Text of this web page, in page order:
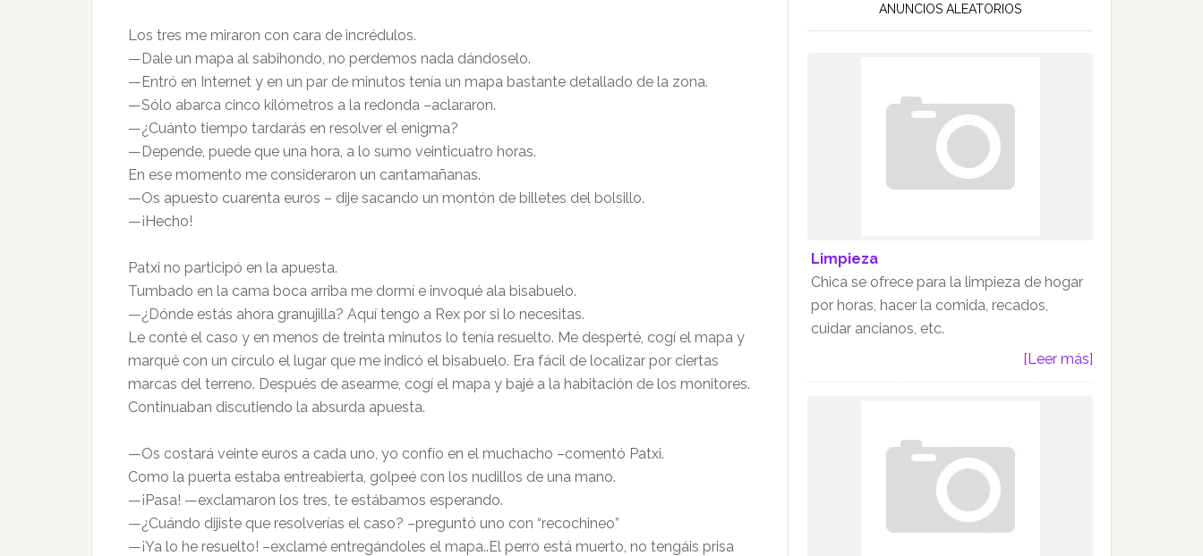
Los tres me miraron con cara de incrédulos.
—Dale un mapa al sabihondo, no perdemos nada dándoselo.
—Entró en Internet y en un par de minutos tenía un mapa bastante detallado de la zona.
—Sólo abarca cinco kilómetros a la redonda –aclararon.
—¿Cuánto tiempo tardarás en resolver el enigma?
—Depende, puede que una hora, a lo sumo veinticuatro horas.
En ese momento me consideraron un cantamañanas.
—Os apuesto cuarenta euros – dije sacando un montón de billetes del bolsillo.
—¡Hecho!
Patxi no participó en la apuesta.
Tumbado en la cama boca arriba me dormí e invoqué ala bisabuelo.
—¿Dónde estás ahora granujilla? Aquí tengo a Rex por si lo necesitas.
Le conté el caso y en menos de treinta minutos lo tenía resuelto. Me desperté, cogí el mapa y
marqué con un círculo el lugar que me indicó el bisabuelo. Era fácil de localizar por ciertas
marcas del terreno. Después de asearme, cogí el mapa y bajé a la habitación de los monitores.
Continuaban discutiendo la absurda apuesta.
—Os costará veinte euros a cada uno, yo confío en el muchacho –comentó Patxi.
Como la puerta estaba entreabierta, golpeé con los nudillos de una mano.
—¡Pasa! —exclamaron los tres, te estábamos esperando.
—¿Cuándo dijiste que resolverías el caso? –preguntó uno con “recochineo”
—¡Ya lo he resuelto! –exclamé entregándoles el mapa..El perro está muerto, no tengáis prisa
ANUNCIOS ALEATORIOS
Limpieza
Chica se ofrece para la limpieza de hogar
por horas, hacer la comida, recados,
cuidar ancianos, etc.
[Leer más]